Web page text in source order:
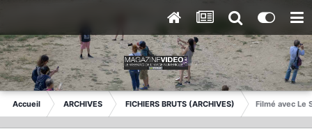
Accueil ARCHIVES FICHIERS BRUTS (ARCHIVES) Filmé avec Le